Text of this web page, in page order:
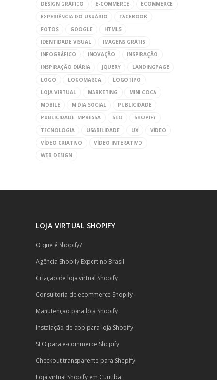
DESIGN GRÁFICO
E-COMMERCE
ECOMMERCE
EXPERIÊNCIA DO USUÁRIO
FACEBOOK
FOTOS
GOOGLE
HTML5
IDENTIDADE VISUAL
IMAGENS GRÁTIS
INFOGRÁFICO
INOVAÇÃO
INSPIRAÇÃO
INSPIRAÇÃO DIÁRIA
JQUERY
LANDINGPAGE
LOGO
LOGOMARCA
LOGOTIPO
LOJA VIRTUAL
MARKETING
MINI COCA
MOBILE
MÍDIA SOCIAL
PUBLICIDADE
PUBLICIDADE IMPRESSA
SEO
SHOPIFY
TECNOLOGIA
USABILIDADE UX
VÍDEO
VÍDEO CRIATIVO
VÍDEO INTERATIVO
WEB DESIGN
LOJA VIRTUAL SHOPIFY
O que é Shopify?
Agência Shopify Expert no Brasil
Criação de loja virtual Shopify
Consultoria de ecommerce Shopify
Manutenção para loja Shopify
Instalação de app para loja Shopify
SEO para e-commerce Shopify
Checkout transparente para Shopify
Loja virtual Shopify em Curitiba